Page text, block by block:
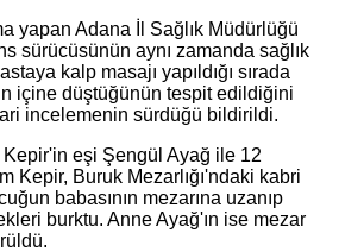
yapan Adana İl Sağlık Müdürlüğü
sürücüsünün aynı zamanda sağlık
kalp masajı yapıldığı sırada
içine düştüğünün tespit edildiğini
incelemenin sürdüğü bildirildi.
eşi Şengül Ayağ ile 12
Kepir, Buruk Mezarlığı'ndaki kabri
babasının mezarına uzanıp
burktu. Anne Ayağ'ın ise mezar